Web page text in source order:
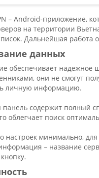
– Android-приложение,
на территории
Дальнейшая работа
данных
обеспечивает надежное
они не смогут
личную информацию.
панель содержит полный
облегчает поиск
настроек минимально,
– название